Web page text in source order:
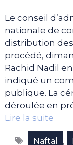
Le conseil
nationale de
distribution
procédé,
Rachid Nadil
indiqué un
publique. La
déroulée en
Lire la suite
Naftal ,